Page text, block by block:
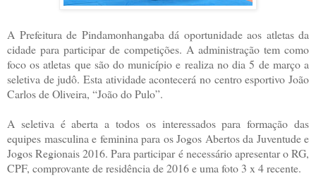
A Prefeitura de Pindamonhangaba dá oportunidade aos atletas da
cidade para participar de competições. A administração tem como
foco os atletas que são do município e realiza no dia 5 de março a
seletiva de judô. Esta atividade acontecerá no centro esportivo João
Carlos de Oliveira, “João do Pulo”.
A seletiva é aberta a todos os interessados para formação das
equipes masculina e feminina para os Jogos Abertos da Juventude e
Jogos Regionais 2016. Para participar é necessário apresentar o RG,
CPF, comprovante de residência de 2016 e uma foto 3 x 4 recente.